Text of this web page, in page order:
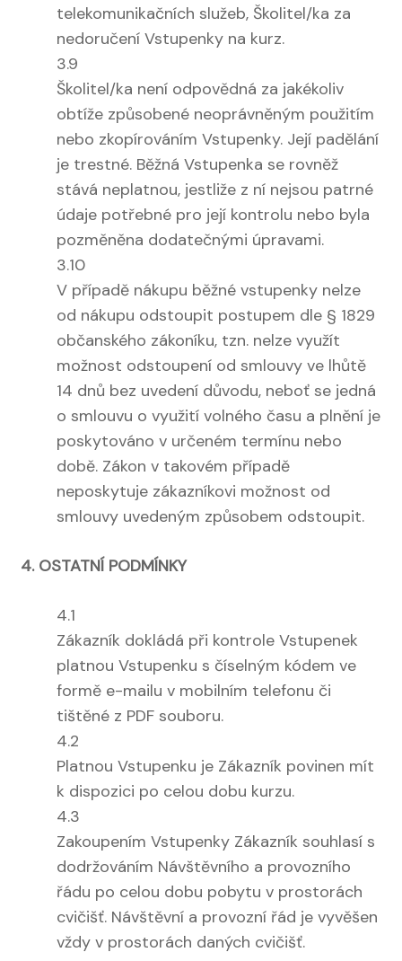
telekomunikačních služeb, Školitel/ka za
nedoručení Vstupenky na kurz.
3.9
Školitel/ka není odpovědná za jakékoliv
obtíže způsobené neoprávněným použitím
nebo zkopírováním Vstupenky. Její padělání
je trestné. Běžná Vstupenka se rovněž
stává neplatnou, jestliže z ní nejsou patrné
údaje potřebné pro její kontrolu nebo byla
pozměněna dodatečnými úpravami.
3.10
V případě nákupu běžné vstupenky nelze
od nákupu odstoupit postupem dle § 1829
občanského zákoníku, tzn. nelze využít
možnost odstoupení od smlouvy ve lhůtě
14 dnů bez uvedení důvodu, neboť se jedná
o smlouvu o využití volného času a plnění je
poskytováno v určeném termínu nebo
době. Zákon v takovém případě
neposkytuje zákazníkovi možnost od
smlouvy uvedeným způsobem odstoupit.
4. OSTATNÍ PODMÍNKY
4.1
Zákazník dokládá při kontrole Vstupenek
platnou Vstupenku s číselným kódem ve
formě e-mailu v mobilním telefonu či
tištěné z PDF souboru.
4.2
Platnou Vstupenku je Zákazník povinen mít
k dispozici po celou dobu kurzu.
4.3
Zakoupením Vstupenky Zákazník souhlasí s
dodržováním Návštěvního a provozního
řádu po celou dobu pobytu v prostorách
cvičišť. Návštěvní a provozní řád je vyvěšen
vždy v prostorách daných cvičišť.